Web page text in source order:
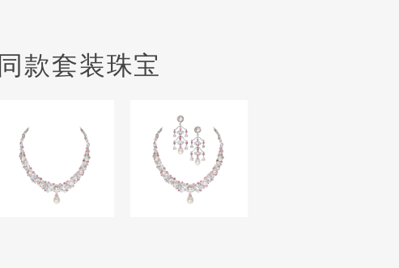
同款套装珠宝